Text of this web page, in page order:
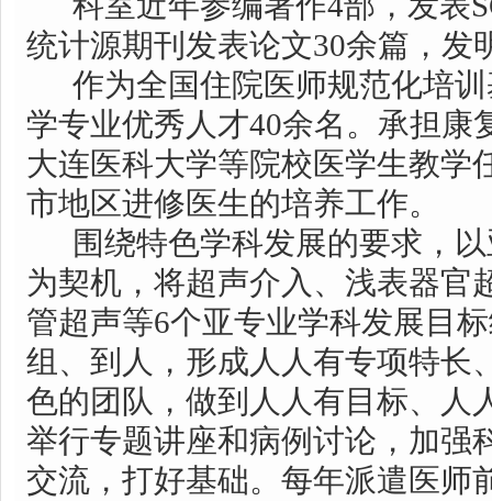
统计源期刊发表论文30余篇，发
作为全国住院医师规范化培训
学专业优秀人才40余名。承担康
大连医科大学等院校医学生教学
市地区进修医生的培养工作。
围绕特色学科发展的要求，以
为契机，将超声介入、浅表器官
管超声等6个亚专业学科发展目
组、到人，形成人人有专项特长
色的团队，做到人人有目标、人
举行专题讲座和病例讨论，加强
交流，打好基础。每年派遣医师